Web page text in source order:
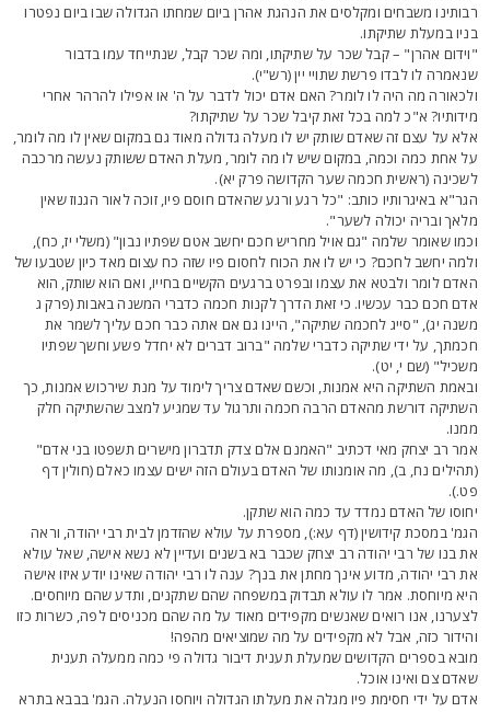
משבחים ומקלסים את הנהגת אהרן ביום שמחתו הגדולה שבו ביום נפטרו
במעלת שתיקתו.
אהרן" – קבל שכר על שתיקתו, ומה שכר קבל, שנתייחד עמו בדבור
לו לבדו פרשת שתויי יין (רש"י).
מה היה לו לומר? האם אדם יכול לדבר על ה' או אפילו להרהר אחרי
א"כ למה בכל זאת קיבל שכר על שתיקתו?
על עצם זה שאדם שותק יש לו מעלה גדולה מאוד גם במקום שאין לו מה לומר,
אחת כמה וכמה, במקום שיש לו מה לומר, מעלת האדם ששותק נעשה מרכבה
(ראשית חכמה שער הקדושה פרק יא).
באיגרותיו כותב: "כל רגע ורגע שהאדם חוסם פיו, זוכה לאור הגנוז שאין
ובריה יכולה לשער".
שאומר שלמה "גם אויל מחריש חכם יחשב אטם שפתיו נבון" (משלי יז, כח),
יחשב לחכם? כי יש לו את הכוח לחסום פיו שזה כח עצום מאד כיון שטבעו של
לומר ולבטא את עצמו ובפרט ברגעים הקשיים בחייו, ואם הוא שותק, הוא
חכם כבר עכשיו. כי זאת הדרך לקנות חכמה כדברי המשנה באבות (פרק ג
יג), "סייג לחכמה שתיקה", היינו גם אם אתה כבר חכם עליך לשמר את
על ידי שתיקה כדברי שלמה "ברוב דברים לא יחדל פשע וחשך שפתיו
(שם י, יט).
השתיקה היא אמנות, וכשם שאדם צריך לימוד על מנת שירכוש אמנות, כך
דורשת מהאדם הרבה חכמה ותרגול עד שמגיע למצב שהשתיקה חלק
רב יצחק מאי דכתיב "האמנם אלם צדק תדברון מישרים תשפטו בני אדם"
נח, ב), מה אומנותו של האדם בעולם הזה ישים עצמו כאלם (חולין דף
של האדם נמדד עד כמה הוא שתקן.
במסכת קידושין (דף עא:), מספרת על עולא שהזדמן לבית רבי יהודה, וראה
בנו של רבי יהודה רב יצחק שכבר בא בשנים ועדיין לא נשא אישה, שאל עולא
רבי יהודה, מדוע אינך מחתן את בנך? ענה לו רבי יהודה שאינו יודע איזו אישה
מיוחסת. אמר לו עולא תבדוק במשפחה שהם שתקנים, ותדע שהם מיוחסים.
אנו רואים שאנשים מקפידים מאוד על מה שהם מכניסים לפה, כשרות כזו
כזה, אבל לא מקפידים על מה שמוציאים מהפה!
בספרים הקדושים שמעלת תענית דיבור גדולה פי כמה ממעלה תענית
צם ואינו אוכל.
על ידי חסימת פיו מגלה את מעלתו הגדולה ויוחסו הנעלה. הגמ' בבבא בתרא